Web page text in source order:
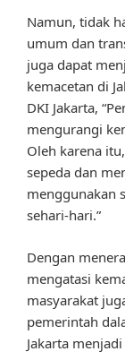
Namun, tidak
umum dan
juga dapat
kemacetan di
DKI Jakarta,
mengurangi
Oleh karena
sepeda dan
menggunakan
sehari-hari.”
Dengan
mengatasi
masyarakat
pemerintah
Jakarta